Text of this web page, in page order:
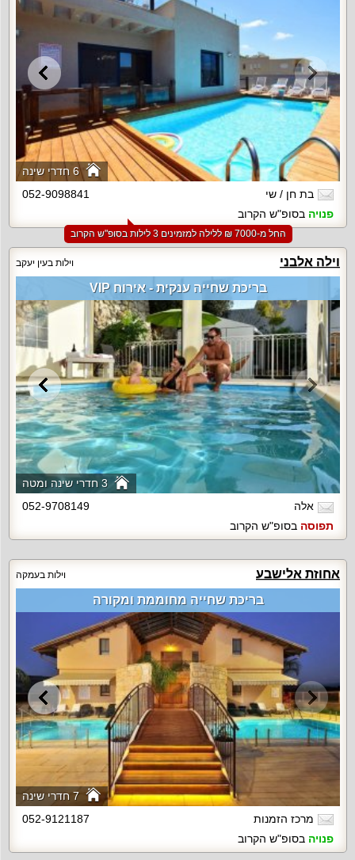
6 חדרי שינה
בת חן / שי
052-9098841
פנויה בסופ"ש הקרוב
החל מ-‏7000 ₪ ללילה למזמינים 3 לילות בסופ"ש הקרוב
וילה אלבני וילות בעין יעקב
3 חדרי שינה ומטה
בריכת שחייה ענקית - אירוח VIP
אלה
052-9708149
תפוסה בסופ"ש הקרוב
אחוזת אלישבע וילות בעמקה
7 חדרי שינה
בריכת שחייה מחוממת ומקורה
מרכז הזמנות
052-9121187
פנויה בסופ"ש הקרוב